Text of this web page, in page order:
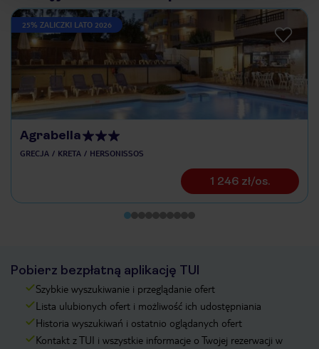
25% ZALICZKI LATO 2026
Agrabella
GRECJA KRETA HERSONISSOS
1 246 zł/os.
Pobierz bezpłatną aplikację TUI
Szybkie wyszukiwanie i przeglądanie ofert
Lista ulubionych ofert i możliwość ich udostępniania
Historia wyszukiwań i ostatnio oglądanych ofert
Kontakt z TUI i wszystkie informacje o Twojej rezerwacji w